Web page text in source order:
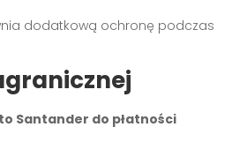
dodatkową ochronę podczas
Santander do płatności